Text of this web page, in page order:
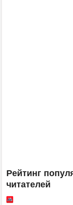
Рейтинг
читателей